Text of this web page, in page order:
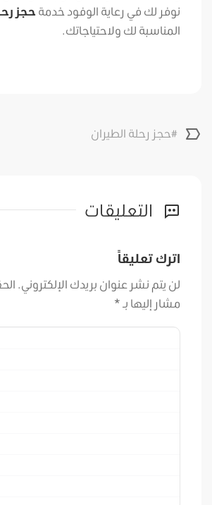
نوفر لك في رعاية الوفود خدمة حجز
المناسبة لك ولاحتياجاتك.
#حجز رحلة الطيران
التعليقات
اترك تعليقاً
لن يتم نشر عنوان بريدك الإلكتروني.
مشار إليها بـ *